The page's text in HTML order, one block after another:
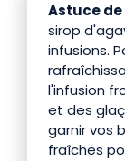
Astuce
sirop
infusions.
l'infusion
et des
garnir vos
fraîches